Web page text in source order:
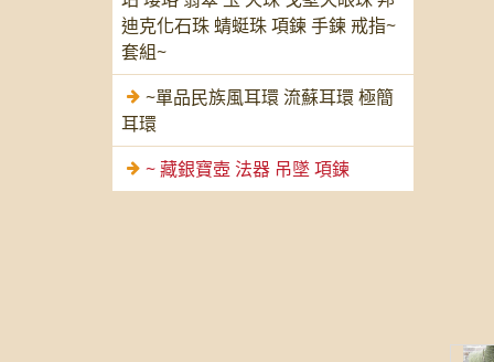
迪克化石珠 蜻蜓珠 項鍊 手鍊 戒指~
套組~
~單品民族風耳環 流蘇耳環 極簡
耳環
~ 藏銀寶壺 法器 吊墜 項鍊